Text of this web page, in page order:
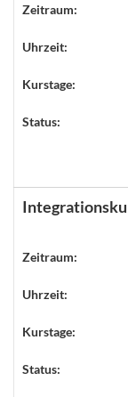
Zeitraum:
Uhrzeit:
Kurstage:
Status:
Zeitraum:
Uhrzeit:
Kurstage:
Status: